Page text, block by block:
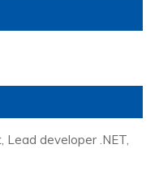
developer .NET,